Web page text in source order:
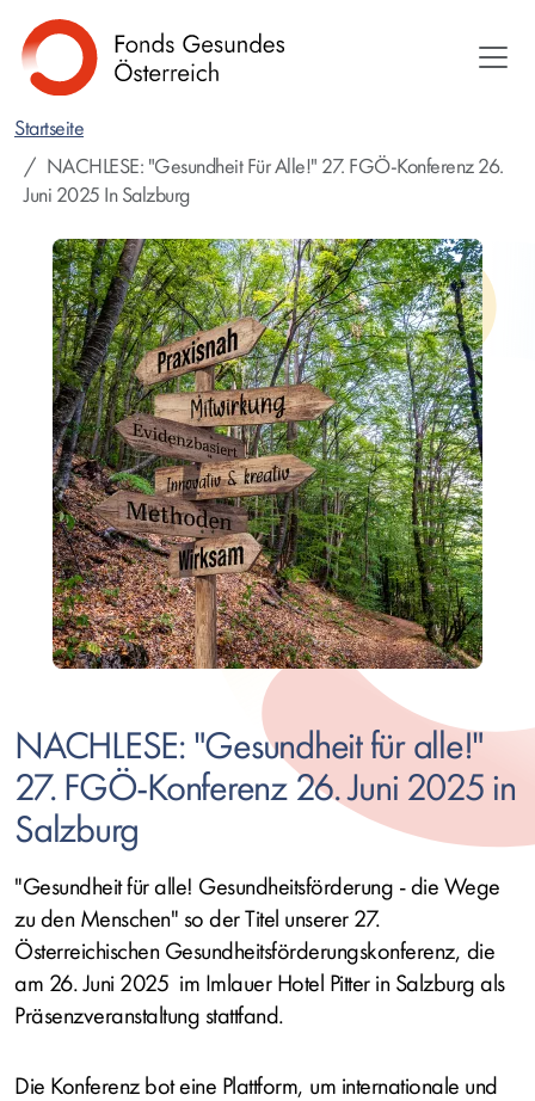
zum
Inhalt
Startseite
NACHLESE: "Gesundheit Für Alle!" 27. FGÖ-Konferenz 26.
Juni 2025 In Salzburg
NACHLESE: "Gesundheit für alle!"
27. FGÖ-Konferenz 26. Juni 2025 in
Salzburg
"Gesundheit für alle! Gesundheitsförderung - die Wege
zu den Menschen" so der Titel unserer 27.
Österreichischen Gesundheitsförderungskonferenz, die
am 26. Juni 2025 im Imlauer Hotel Pitter in Salzburg als
Präsenzveranstaltung stattfand.
Die Konferenz bot eine Plattform, um internationale und